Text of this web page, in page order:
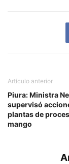
Artículo anterior
Piura: Ministra
supervisó
plantas de
mango